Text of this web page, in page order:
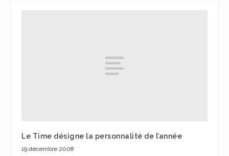
Le Time désigne la personnalité de l’année
19 décembre 2008